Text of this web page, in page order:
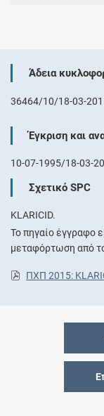
Άδεια
36464/10/18-03-
Έγκριση και
10-07-1995/18-03-
Σχετικό SPC
KLARICID.
Το πηγαίο έγγραφο
μεταφόρτωση από
ΠΧΠ 2015: